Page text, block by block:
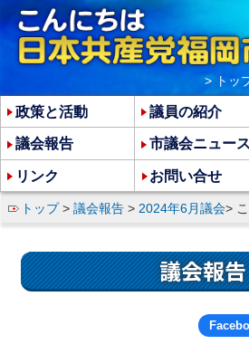
トップ> 議会報告 > 2024年6月議会> こども病院跡地開
議会報告
政策と活動 議員の紹介
議会報告 市議会ニュース
リンク お問い合せ
> トッ